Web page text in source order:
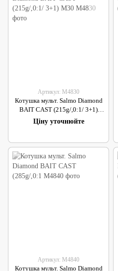
Артикул: M4830
Котушка мульт. Salmo Diamond
BAIT CAST (215g/,0:1/ 3+1)
Ціну уточнюйте
Артикул: M4840
Котушка мульт. Salmo Diamond